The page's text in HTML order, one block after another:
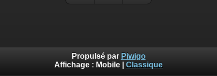
Propulsé par Piwigo
Affichage : Mobile Classique